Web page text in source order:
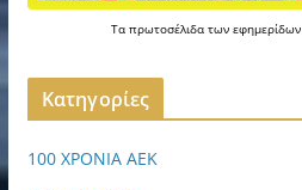
Ταπρωτοσέλιδατωνεφημερίδων
Kατηγορίες
100 ΧΡΟΝΙΑ ΑΕΚ